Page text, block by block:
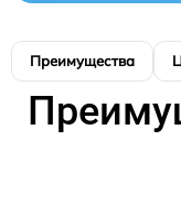
Преимущества